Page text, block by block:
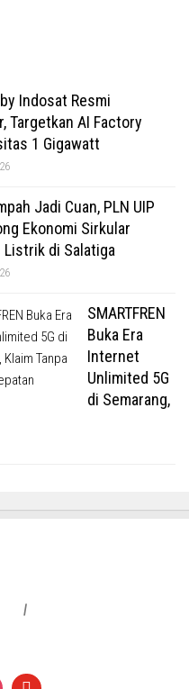
Indosat Resmi
Targetkan AI Factory
1 Gigawatt
Jadi Cuan, PLN UIP
Ekonomi Sirkular
Listrik di Salatiga
SMARTFREN
Buka Era
Internet
Unlimited 5G
di Semarang,
|